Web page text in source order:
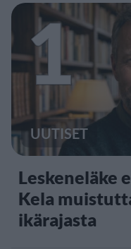
1
UUTISET
Leskeneläke
Kela
ikärajasta